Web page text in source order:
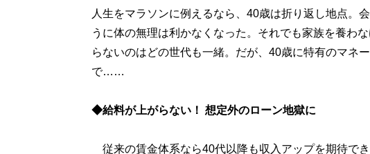
人生をマラソンに例えるなら、40歳は折り返し地点。
うに体の無理は利かなくなった。それでも家族を養わ
らないのはどの世代も一緒。だが、40歳に特有のマネ
で……
◆給料が上がらない！ 想定外のローン地獄に
従来の賃金体系なら40代以降も収入アップを期待で